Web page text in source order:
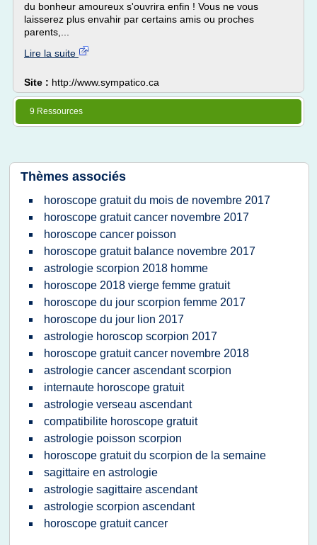
du bonheur amoureux s'ouvrira enfin ! Vous ne vous
laisserez plus envahir par certains amis ou proches
parents,...
Lire la suite
Site : http://www.sympatico.ca
9 Ressources
Thèmes associés
horoscope gratuit du mois de novembre 2017
horoscope gratuit cancer novembre 2017
horoscope cancer poisson
horoscope gratuit balance novembre 2017
astrologie scorpion 2018 homme
horoscope 2018 vierge femme gratuit
horoscope du jour scorpion femme 2017
horoscope du jour lion 2017
astrologie horoscop scorpion 2017
horoscope gratuit cancer novembre 2018
astrologie cancer ascendant scorpion
internaute horoscope gratuit
astrologie verseau ascendant
compatibilite horoscope gratuit
astrologie poisson scorpion
horoscope gratuit du scorpion de la semaine
sagittaire en astrologie
astrologie sagittaire ascendant
astrologie scorpion ascendant
horoscope gratuit cancer